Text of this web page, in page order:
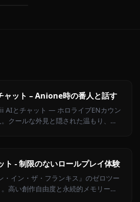
ット – Anione時の番人と話す
AIとチャット — ホロライブENカウン
クールな外見と隠された温もり、コ
ト - 制限のないロールプレイ体験
イン・ザ・フランキス』のゼロツー
高い創作自由度と永続的メモリーを